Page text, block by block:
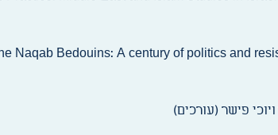
פישר (עורכים)